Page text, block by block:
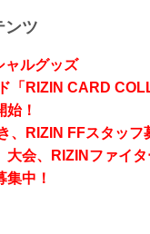
ンツ
ルグッズ
「RIZIN CARD
始！
、RIZIN FFスタッフ
会、RIZINファイタ
集中！